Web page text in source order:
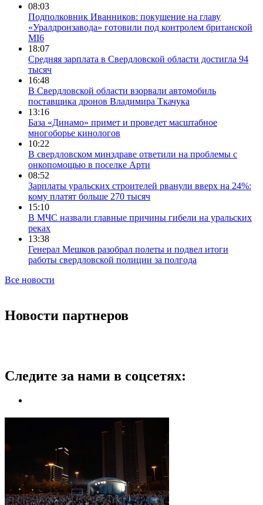
08:03
Подполковник Иванников: покушение на главу
«Уралдронзавода» готовили под контролем британской
MI6
18:07
Средняя зарплата в Свердловской области достигла 94
тысяч
16:48
В Свердловской области взорвали автомобиль
поставщика дронов Владимира Ткачука
13:16
База «Динамо» примет и проведет масштабное
многоборье кинологов
10:22
В свердловском минздраве ответили на проблемы с
онкопомощью в поселке Арти
08:52
Зарплаты уральских строителей рванули вверх на 24%:
кому платят больше 270 тысяч
15:10
В МЧС назвали главные причины гибели на уральских
реках
13:38
Генерал Мешков разобрал полеты и подвел итоги
работы свердловской полиции за полгода
Все новости
Новости партнеров
Следите за нами в соцсетях: